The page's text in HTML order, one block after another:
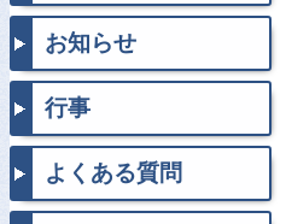
お知らせ
行事
よくある質問